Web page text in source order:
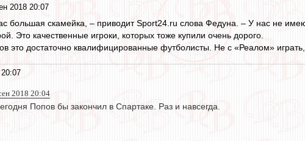
2018 20:07
большая скамейка, – приводит Sport24.ru слова Федуна. – У нас не
Это качественные игроки, которых тоже купили очень дорого.
это достаточно квалифицированные футболисты. Не с «Реалом»
2018 20:04
Попов бы закончил в Спартаке. Раз и навсегда.